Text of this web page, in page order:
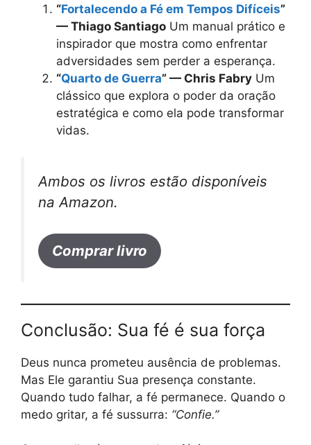
“Fortalecendo a Fé em Tempos Difíceis”
— Thiago Santiago Um manual prático e
inspirador que mostra como enfrentar
adversidades sem perder a esperança.
“Quarto de Guerra” — Chris Fabry Um
clássico que explora o poder da oração
estratégica e como ela pode transformar
vidas.
Ambos os livros estão disponíveis
na Amazon.
Comprar livro
Conclusão: Sua fé é sua força
Deus nunca prometeu ausência de problemas.
Mas Ele garantiu Sua presença constante.
Quando tudo falhar, a fé permanece. Quando o
medo gritar, a fé sussurra: “Confie.”